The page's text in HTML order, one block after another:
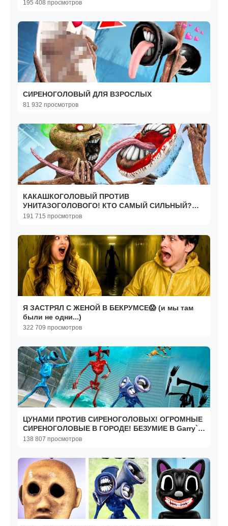
195 408 просмотров
СИРЕНОГОЛОВЫЙ ДЛЯ ВЗРОСЛЫХ
81 932 просмотров
КАКАШКОГОЛОВЫЙ ПРОТИВ
УНИТАЗОГОЛОВОГО! КТО САМЫЙ СИЛЬНЫЙ?
БЕЗУМНАЯ БИТВА SCP В Garry`s Mod
191 715 просмотров
Я ЗАСТРЯЛ С ЖЕНОЙ В БЕКРУМСЕ😱 (и мы там
были не одни...)
322 709 просмотров
ЦУНАМИ ПРОТИВ СИРЕНОГОЛОВЫХ! ОГРОМНЫЕ
СИРЕНОГОЛОВЫЕ В ГОРОДЕ! БЕЗУМИЕ В Garry`s
Mod
138 807 просмотров